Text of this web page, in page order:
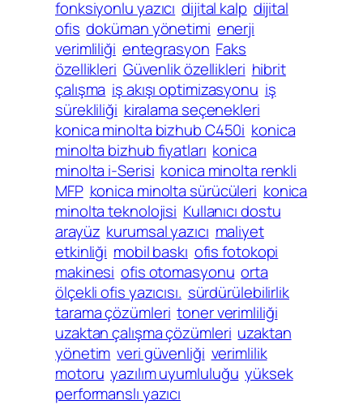
fonksiyonlu yazıcı dijital kalp dijital
ofis doküman yönetimi enerji
verimliliği entegrasyon Faks
özellikleri Güvenlik özellikleri hibrit
çalışma iş akışı optimizasyonu iş
sürekliliği kiralama seçenekleri
konica minolta bizhub C450i konica
minolta bizhub fiyatları konica
minolta i-Serisi konica minolta renkli
MFP konica minolta sürücüleri konica
minolta teknolojisi Kullanıcı dostu
arayüz kurumsal yazıcı maliyet
etkinliği mobil baskı ofis fotokopi
makinesi ofis otomasyonu orta
ölçekli ofis yazıcısı. sürdürülebilirlik
tarama çözümleri toner verimliliği
uzaktan çalışma çözümleri uzaktan
yönetim veri güvenliği verimlilik
motoru yazılım uyumluluğu yüksek
performanslı yazıcı